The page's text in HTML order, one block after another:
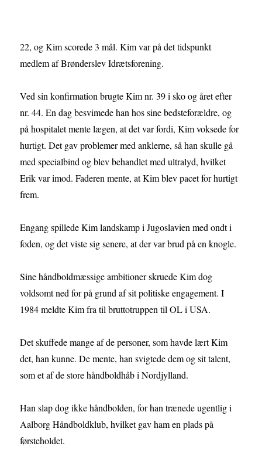
22, og Kim scorede 3 mål. Kim var på det tidspunkt
medlem af Brønderslev Idrætsforening.
Ved sin konfirmation brugte Kim nr. 39 i sko og året efter
nr. 44. En dag besvimede han hos sine bedsteforældre, og
på hospitalet mente lægen, at det var fordi, Kim voksede for
hurtigt. Det gav problemer med anklerne, så han skulle gå
med specialbind og blev behandlet med ultralyd, hvilket
Erik var imod. Faderen mente, at Kim blev pacet for hurtigt
frem.
Engang spillede Kim landskamp i Jugoslavien med ondt i
foden, og det viste sig senere, at der var brud på en knogle.
Sine håndboldmæssige ambitioner skruede Kim dog
voldsomt ned for på grund af sit politiske engagement. I
1984 meldte Kim fra til bruttotruppen til OL i USA.
Det skuffede mange af de personer, som havde lært Kim
det, han kunne. De mente, han svigtede dem og sit talent,
som et af de store håndboldhåb i Nordjylland.
Han slap dog ikke håndbolden, for han trænede ugentlig i
Aalborg Håndboldklub, hvilket gav ham en plads på
førsteholdet.